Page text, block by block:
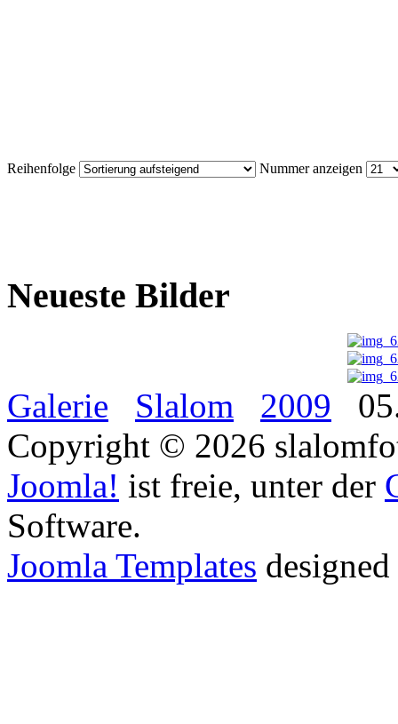
Reihenfolge Nummer anzeigen
Neueste Bilder
Galerie Slalom 2009
Copyright © 2026
Joomla! ist freie, unter der
Software.
Joomla Templates